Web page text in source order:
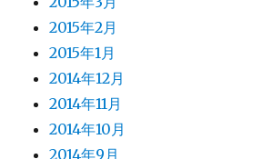
2015年2月
2015年1月
2014年12月
2014年11月
2014年10月
2014年9月